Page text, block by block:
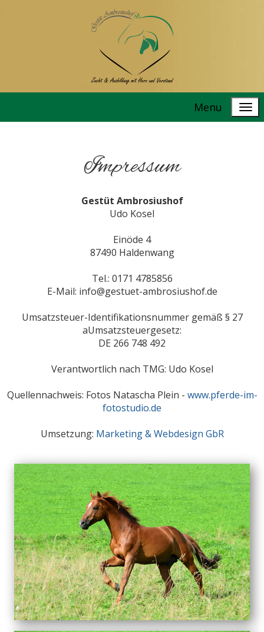
Menu
Impressum
Gestüt Ambrosiushof
Udo Kosel
Einöde 4
87490 Haldenwang
Tel.: 0171 4785856
E-Mail: info@gestuet-ambrosiushof.de
Umsatzsteuer-Identifikationsnummer gemäß § 27
aUmsatzsteuergesetz:
DE 266 748 492
Verantwortlich nach TMG: Udo Kosel
Quellennachweis: Fotos Natascha Plein - www.pferde-im-
fotostudio.de
Umsetzung: Marketing & Webdesign GbR